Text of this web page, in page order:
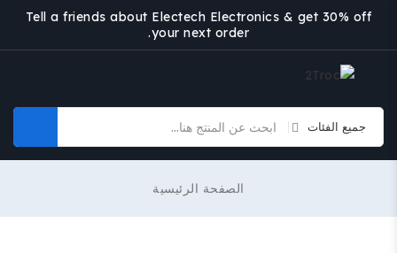
Tell a friends about Electech Electronics & get 30% off
your next order.
الصفحة الرئيسية